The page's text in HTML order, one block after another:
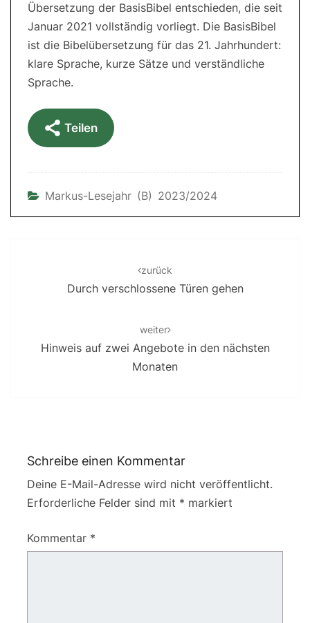
Übersetzung der BasisBibel entschieden, die seit
Januar 2021 vollständig vorliegt. Die BasisBibel
ist die Bibelübersetzung für das 21. Jahrhundert:
klare Sprache, kurze Sätze und verständliche
Sprache.
Teilen
Markus-Lesejahr (B) 2023/2024
zurück
Durch verschlossene Türen gehen
weiter
Hinweis auf zwei Angebote in den nächsten
Monaten
Schreibe einen Kommentar
Deine E-Mail-Adresse wird nicht veröffentlicht.
Erforderliche Felder sind mit * markiert
Kommentar *